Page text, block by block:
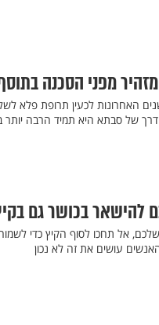
מפני הסכנה
האחרונות לכעין תרופת פלא
של סבתא היא תמיד הרבה יותר
עושים את זה לא נכון